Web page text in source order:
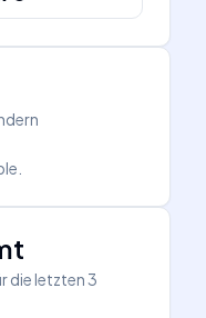
die letzten 3